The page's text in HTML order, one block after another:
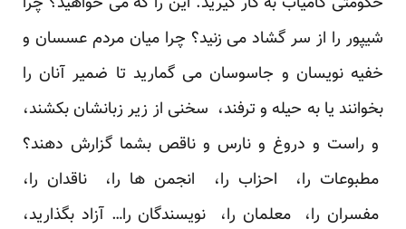
شیپور را از سر گشاد می زنید؟ چرا میان مردم عسسان و
خفیه نویسان و جاسوسان می گمارید تا ضمیر آنان را
بخوانند یا به حیله و ترفند، سخنی از زیر زبانشان بکشند،
و راست و دروغ و نارس و ناقص بشما گزارش دهند؟
مطبوعات را، احزاب را، انجمن ها را، ناقدان را،
مفسران را، معلمان را، نویسندگان را… آزاد بگذارید،